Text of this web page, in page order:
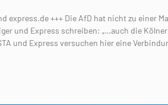
express.de +++ Die AfD hat nicht zu einer
und Express schreiben: „…auch die
und Express versuchen hier eine